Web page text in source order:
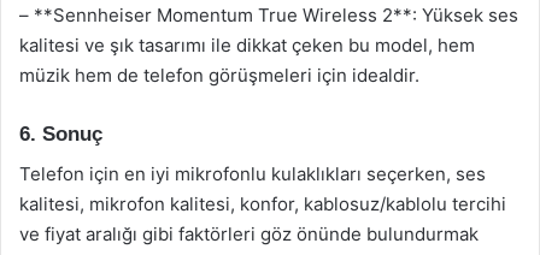
– **Sennheiser Momentum True Wireless 2**: Yüksek ses
kalitesi ve şık tasarımı ile dikkat çeken bu model, hem
müzik hem de telefon görüşmeleri için idealdir.
6. Sonuç
Telefon için en iyi mikrofonlu kulaklıkları seçerken, ses
kalitesi, mikrofon kalitesi, konfor, kablosuz/kablolu tercihi
ve fiyat aralığı gibi faktörleri göz önünde bulundurmak